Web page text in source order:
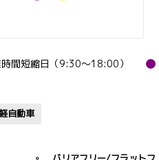
間短縮日（9:30～18:00）
自動車